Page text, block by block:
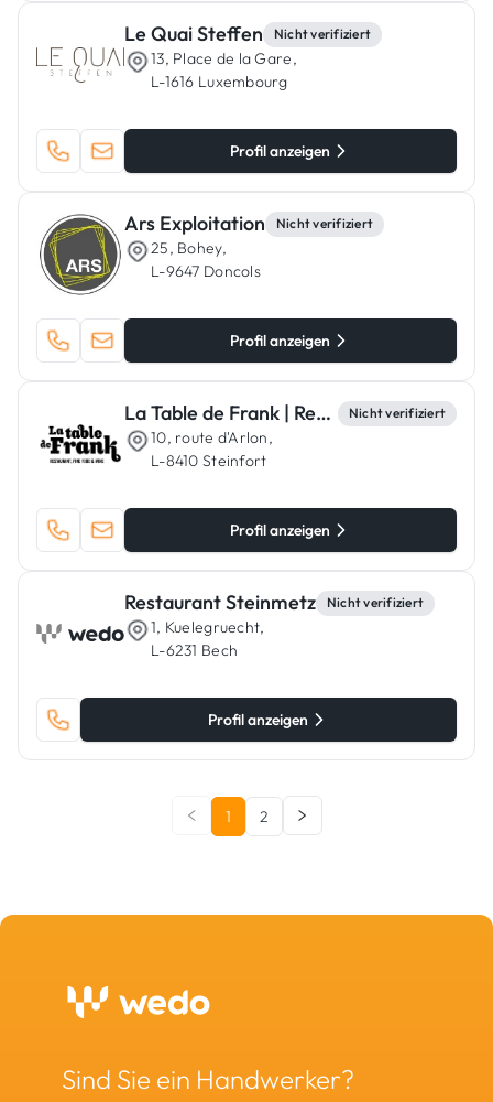
Le Quai Steffen Nicht verifiziert
13, Place de la Gare,
L-1616 Luxembourg
Profil anzeigen
Ars Exploitation Nicht verifiziert
25, Bohey,
L-9647 Doncols
Profil anzeigen
La Table de Frank | Restaurant Steinfort Luxembourg Nicht verifiziert
10, route d'Arlon,
L-8410 Steinfort
Profil anzeigen
Restaurant Steinmetz Nicht verifiziert
1, Kuelegruecht,
L-6231 Bech
Profil anzeigen
1 2
Sind Sie ein Handwerker?